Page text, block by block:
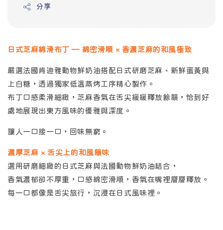
分享
日式芝麻綿滑布丁 — 綿密滑順 × 香濃芝麻的和風極致
嚴選法國肯迪雅動物鮮奶油搭配日式研磨芝麻、新鮮蛋黃與
上白糖，透過獨家低溫蒸烤工序精心製作。
布丁口感柔滑細緻，芝麻香氣在舌尖緩緩釋放餘韻，恰到好
處地展現出東方風味的優雅與深度。
讓人一口接一口，回味無窮。
濃厚芝麻 × 舌尖上的和風韻味
選用研磨細緻的日式芝麻與法國動物鮮奶油結合，
香氣濃郁卻不厚重，口感綿密滑順，香氣在嘴裡層層釋放。
每一口都像是舌尖旅行，沉浸在日式風味裡。